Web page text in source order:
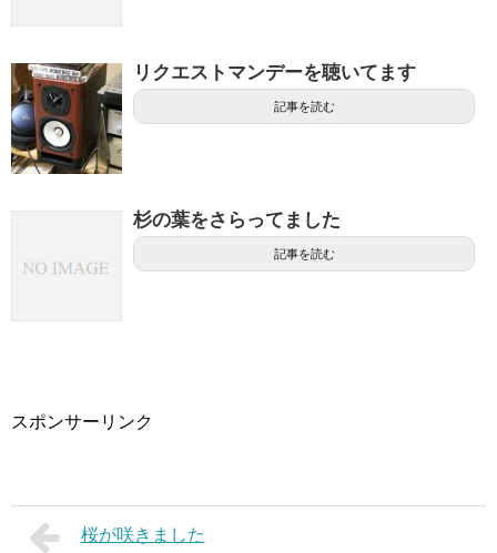
リクエストマンデーを聴いてます
記事を読む
杉の葉をさらってました
記事を読む
スポンサーリンク
桜が咲きました